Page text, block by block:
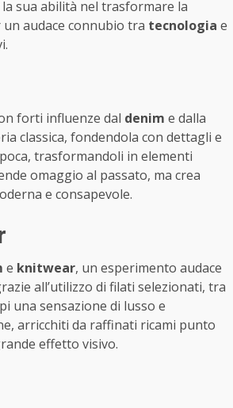
sua abilità nel trasformare la
audace connubio tra tecnologia e
forti influenze dal denim e dalla
classica, fondendola con dettagli e
trasformandoli in elementi
omaggio al passato, ma crea
e consapevole.
e knitwear, un esperimento audace
all’utilizzo di filati selezionati, tra
una sensazione di lusso e
arricchiti da raffinati ricami punto
effetto visivo.